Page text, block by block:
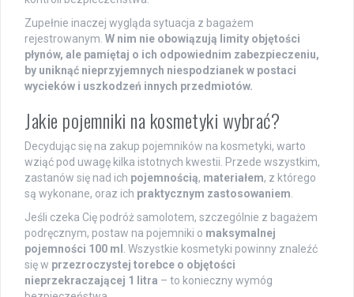
Zupełnie inaczej wygląda sytuacja z bagażem
rejestrowanym. W nim nie obowiązują limity objętości
płynów, ale pamiętaj o ich odpowiednim zabezpieczeniu,
by uniknąć nieprzyjemnych niespodzianek w postaci
wycieków i uszkodzeń innych przedmiotów.
Jakie pojemniki na kosmetyki wybrać?
Decydując się na zakup pojemników na kosmetyki, warto
wziąć pod uwagę kilka istotnych kwestii. Przede wszystkim,
zastanów się nad ich pojemnością, materiałem, z którego
są wykonane, oraz ich praktycznym zastosowaniem
Jeśli czeka Cię podróż samolotem, szczególnie z bagażem
podręcznym, postaw na pojemniki o maksymalnej
pojemności 100 ml
. Wszystkie kosmetyki powinny znaleźć
się w przezroczystej torebce o objętości
nieprzekraczającej 1 litra – to konieczny wymóg